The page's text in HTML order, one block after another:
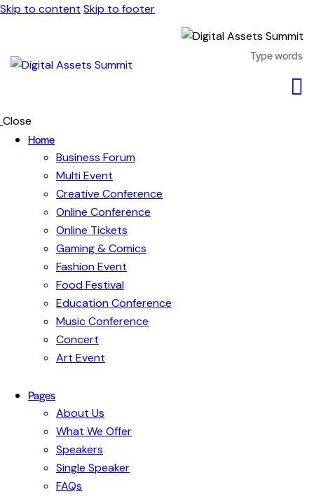
Skip to content Skip to footer
Close
Home
Business Forum
Multi Event
Creative Conference
Online Conference
Online Tickets
Gaming & Comics
Fashion Event
Food Festival
Education Conference
Music Conference
Concert
Art Event
Pages
About Us
What We Offer
Speakers
Single Speaker
FAQs